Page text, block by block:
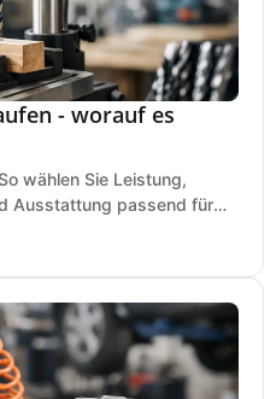
- worauf es
wählen Sie Leistung,
Ausstattung passend für